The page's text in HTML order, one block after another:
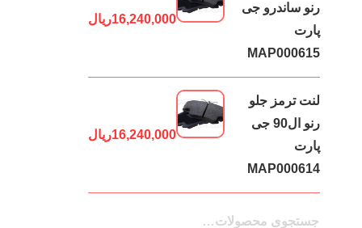
رنو ساندرو جی
پارت
MAP000615
16,240,000ریال
لنت ترمز جلو
رنو ال90 جی
پارت
MAP000614
16,240,000ریال